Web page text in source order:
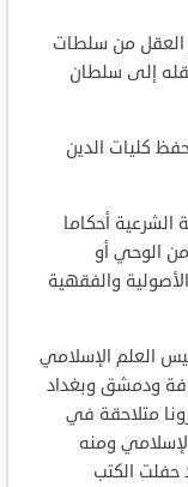
العقل من سلطات
إلى سلطان
كليات الدين
أحكاما
الوحي أو
والفقهية
العلم الإسلامي
ودمشق وبغداد
متلاحقة في
ومنه
حفلت الكتب